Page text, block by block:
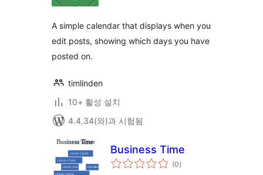
A simple calendar that displays when you
edit posts, showing which days you have
posted on.
timlinden
10+ 활성 설치
4.4.34(와)과 시험됨
Business Time
(0전
체)